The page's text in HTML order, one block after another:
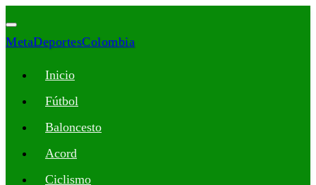
MetaDeportesColombia
Inicio
Fútbol
Baloncesto
Acord
Ciclismo